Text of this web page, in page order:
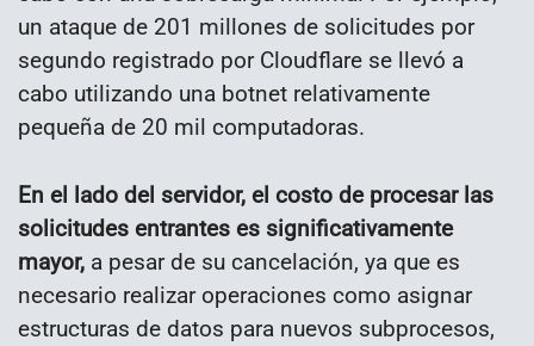
un ataque de 201 millones de solicitudes por
segundo registrado por Cloudflare se llevó a
cabo utilizando una botnet relativamente
pequeña de 20 mil computadoras.
En el lado del servidor, el costo de procesar las
solicitudes entrantes es significativamente
mayor, a pesar de su cancelación, ya que es
necesario realizar operaciones como asignar
estructuras de datos para nuevos subprocesos,